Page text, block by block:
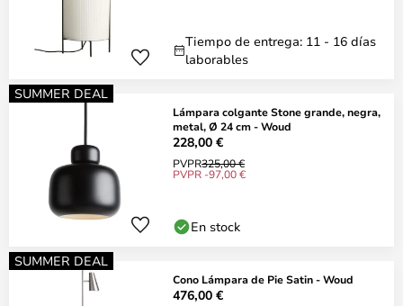
Tiempo de entrega: 11 - 16 días
laborables
SUMMER DEAL
Lámpara colgante Stone grande, negra,
metal, Ø 24 cm - Woud
228,00 €
PVPR325,00 €
PVPR -97,00 €
En stock
SUMMER DEAL
Cono Lámpara de Pie Satin - Woud
476,00 €